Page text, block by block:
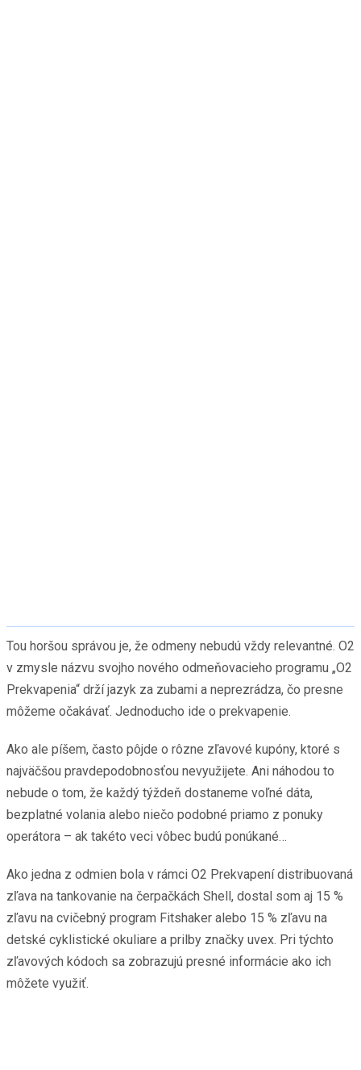
Tou horšou správou je, že odmeny nebudú vždy relevantné. O2
v zmysle názvu svojho nového odmeňovacieho programu „O2
Prekvapenia“ drží jazyk za zubami a neprezrádza, čo presne
môžeme očakávať. Jednoducho ide o prekvapenie.
Ako ale píšem, často pôjde o rôzne zľavové kupóny, ktoré s
najväčšou pravdepodobnosťou nevyužijete. Ani náhodou to
nebude o tom, že každý týždeň dostaneme voľné dáta,
bezplatné volania alebo niečo podobné priamo z ponuky
operátora – ak takéto veci vôbec budú ponúkané…
Ako jedna z odmien bola v rámci O2 Prekvapení distribuovaná
zľava na tankovanie na čerpačkách Shell, dostal som aj 15 %
zľavu na cvičebný program Fitshaker alebo 15 % zľavu na
detské cyklistické okuliare a prilby značky uvex. Pri týchto
zľavových kódoch sa zobrazujú presné informácie ako ich
môžete využiť.